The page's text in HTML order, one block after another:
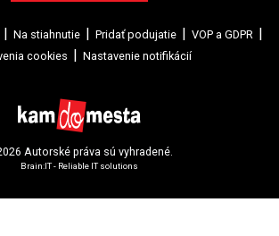
Na stiahnutie Pridať podujatie
VOP a GDPR
cookies
Nastavenie notifikácií
Autorské práva sú vyhradené.
Brain:IT - Reliable IT solutions